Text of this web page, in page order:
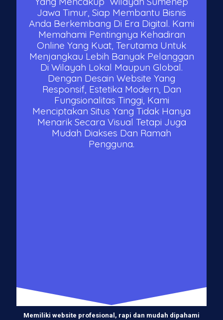
Jawa Timur, Siap Membantu Bisnis
Anda Berkembang Di Era Digital. Kami
Memahami Pentingnya Kehadiran
Online Yang Kuat, Terutama Untuk
Menjangkau Lebih Banyak Pelanggan
Di Wilayah Lokal Maupun Global.
Dengan Desain Website Yang
Responsif, Estetika Modern, Dan
Fungsionalitas Tinggi, Kami
Menciptakan Situs Yang Tidak Hanya
Menarik Secara Visual Tetapi Juga
Mudah Diakses Dan Ramah
Pengguna.
Memiliki website profesional, rapi dan mudah dipahami